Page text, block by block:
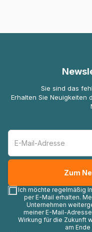
Sie sind das
Erhalten Sie Neuigkeiten
Ich möchte regelmäßig
per E-Mail erhalten.
Unternehmen
meiner E-Mail-
Wirkung für die Zukunft
am